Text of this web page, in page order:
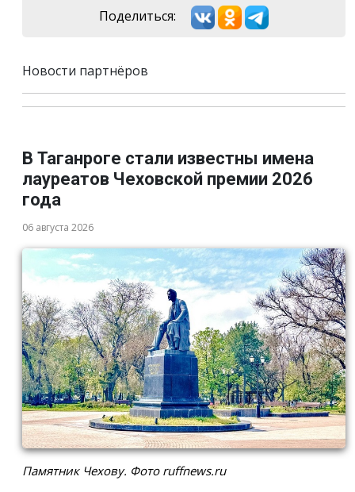
Поделиться:
Новости партнёров
В Таганроге стали известны имена
лауреатов Чеховской премии 2026
года
06 августа 2026
Памятник Чехову. Фото ruffnews.ru